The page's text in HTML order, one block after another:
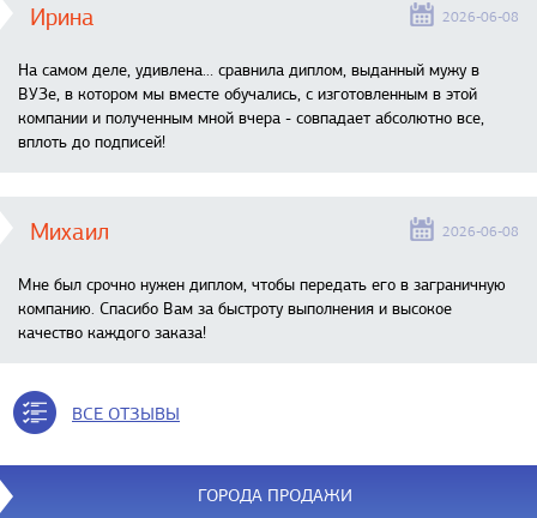
Ирина 2026-06-08
На самом деле, удивлена… сравнила диплом, выданный мужу в
ВУЗе, в котором мы вместе обучались, с изготовленным в этой
компании и полученным мной вчера - совпадает абсолютно все,
вплоть до подписей!
Михаил 2026-06-08
Мне был срочно нужен диплом, чтобы передать его в заграничную
компанию. Спасибо Вам за быстроту выполнения и высокое
качество каждого заказа!
ВСЕ ОТЗЫВЫ
ГОРОДА ПРОДАЖИ